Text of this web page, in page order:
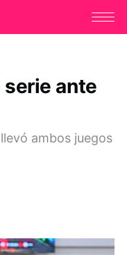
serie ante
ambos juegos